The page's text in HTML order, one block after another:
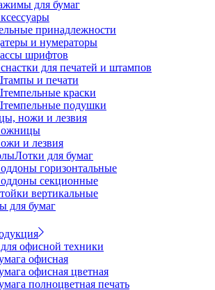
для бумаг
принадлежности
и нумераторы
шрифтов
для печатей и штампов
и печати
краски
подушки
ножи и лезвия
и лезвия
Лотки для бумаг
горизонтальные
секционные
вертикальные
для бумаг
офисной техники
офисная
офисная цветная
полноцветная печать